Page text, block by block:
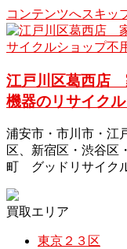
コンテンツへスキッ
江戸川区葛西店
機器のリサイク
浦安市・市川市・江
区、新宿区・渋谷区
町 グッドリサイク
買取エリア
東京２３区